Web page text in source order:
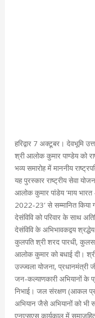
हरिद्वार 7 अक्टूबर। देवभूमि
श्री आलोक कुमार पाण्डेय को
भव्य समारोह में माननीय
यह पुरस्कार राष्ट्रीय सेवा
आलोक कुमार पांडेय ‘माय भारत
2022-23’ से सम्मानित किया
देसंविवि को परिवार के साथ
देसंविवि के अभिभावकद्वय
कुलपति श्री शरद पारधी,
आलोक कुमार को बधाई दी।
उज्ज्वला योजना, प्रधानमंत्री
जन-कल्याणकारी अभियानों
निभाई। जल संरक्षण (आकल
अभियान जैसे अभियानों को भी
एनएसएस कार्यकाल में